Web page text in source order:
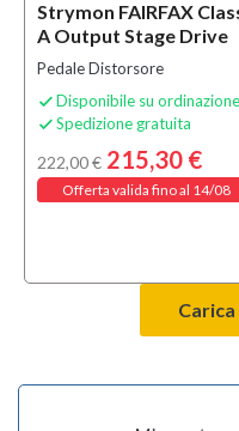
Strymon FAIRFAX
A Output Stage Drive
Pedale Distorsore
 Disponibile su ordinazione
 Spedizione gratuita
222,00 € 215,30 €
Offerta valida fino al 14/08